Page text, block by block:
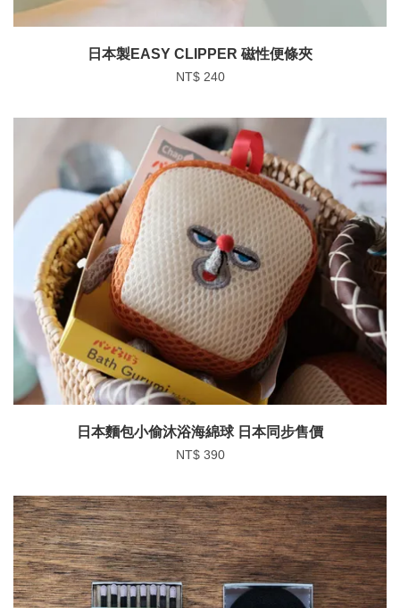
日本製EASY CLIPPER 磁性便條夾
NT$ 240
日本麵包小偷沐浴海綿球 日本同步售價
NT$ 390